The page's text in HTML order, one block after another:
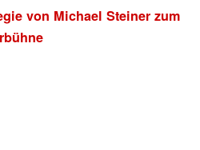
von Michael Steiner zum